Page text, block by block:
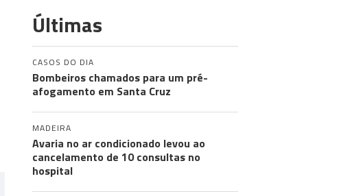
Últimas
CASOS DO DIA
Bombeiros chamados para um pré-
afogamento em Santa Cruz
MADEIRA
Avaria no ar condicionado levou ao
cancelamento de 10 consultas no
hospital